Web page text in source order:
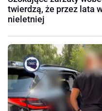
twierdzą, że przez lata
nieletniej